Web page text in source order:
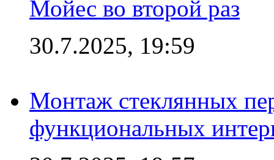
Мойес во второй раз
30.7.2025, 19:59
Монтаж стеклянных
функциональных